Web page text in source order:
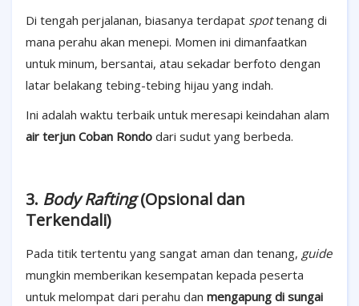
Di tengah perjalanan, biasanya terdapat spottenang di
mana perahu akan menepi. Momen ini dimanfaatkan
untuk minum, bersantai, atau sekadar berfoto dengan
latar belakang tebing-tebing hijau yang indah.
Ini adalah waktu terbaik untuk meresapi keindahan alam
air terjun Coban Rondo dari sudut yang berbeda.
3. Body Rafting(Opsional dan
Terkendali)
Pada titik tertentu yang sangat aman dan tenang, guide
mungkin memberikan kesempatan kepada peserta
untuk melompat dari perahu dan mengapung di sungai